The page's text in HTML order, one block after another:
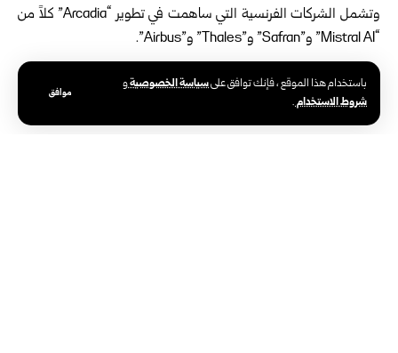
باستخدام هذا الموقع ، فإنك توافق علىسياسة الخصوصيةو
شروط الاستخدام.
موافق
وتشمل الشركات الفرنسية التي ساهمت في تطوير “Arcadia” كلاً من
“Mistral AI” و”Safran” و”Thales” و”Airbus”.
ويأتي “Arcadia” في إطار دفع أوسع في باريس، لتعزيز السيادة
التكنولوجية الأوروبية في مجال الدفاع.